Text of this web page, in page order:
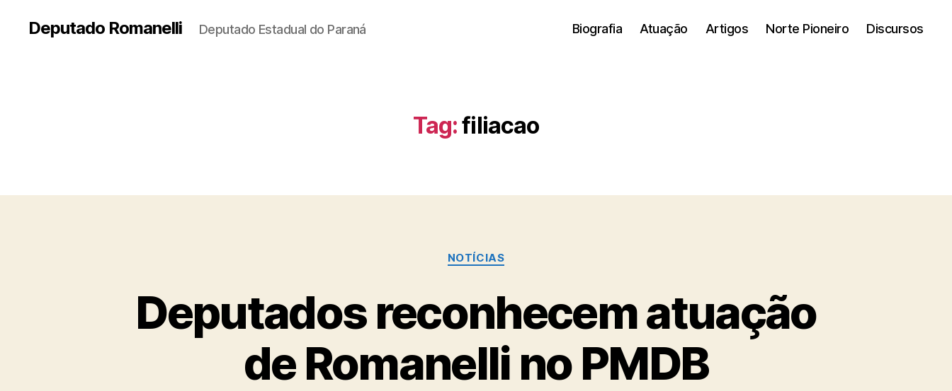
Deputado Romanelli Deputado Estadual do Paraná Biografia Atuação Artigos Norte Pioneiro Discursos
Tag:filiacao
Categorias
NOTÍCIAS
Deputados reconhecem atuação
de Romanelli no PMDB